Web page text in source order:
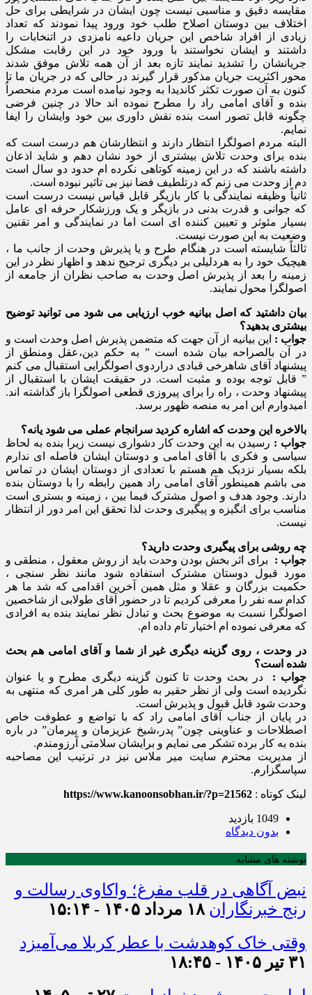
مقایسه دقیق و مناسبی نیست چون ایشان در شرایطی برای حل
اختلاف بین دوستان اصلاح طلب خود ورود پیدا نمودند که تعداد
زیادی از افراد شاخص این جریان داعیه نامزدی در اتنخابات را
داشتند و ایشان نخواستند با ورود خود در این رقابت مشکل
جریانشان را تشدید نمایند تازه بعد از آن همه تلاش موفق شدند
محور اکثریت جریان مذکور قرار گیرند در حالی که در جریان ما تا
کنون به آن صورت تکثر کاندیدا به وجود نیامده است مردم منحصراٌ
بنده و آقای امامی راد را مطرح نموده اند حالا در چنین فرضی
چگونه قابل تصور است بنده نقش داوری بین خود وایشان را ایفا
نمایم.
البته مردم اصولگرا انتظار دارند و انتظارشان هم درست است که
بنده برای وحدت تلاش بیشتری از خود نشان دهم و شاید اذعان
داشته باشند که در این زمینه کوتاهی نکرده ام حدود دو سال است
دم از وحدت می زنم که درتلطیف فضا نیز بی تاثیر نبوده است.
ثانیاً وظیفه نمایندگی با کار بازیگر قابل قیاس نیست درست است
که جوانی و قدرت بدنی در بازیگر و یک ورزشکار حرفه ای عامل
بسیار مئوثر و تعیین کننده ای است اما در نمایندگی و امر تقنین
وضعیت به این صورت نیست.
ثالثاً شایسته است در هنگام طرح و یا پذیرش وحدت از جانب ما ،
هیچیک خود را به هردلیلی بر دیگری ترجیح ندهد و اظهار نظر در این
زمینه را بعد از پذیرش اصل وحدت به صاحب نظران از جامعه از
اصولگرا محول نمایند.
بیان داشتید که اصل بیانیه خوب ارزیابی می شود می توانید توضیح
بیشتری بدهید؟
جواب : این بیانیه از آن جهت که متضمن پذیرش اصل وحدت است و
در آن بالصراحه بیان شده است ” به حکم دین،عقل ومنطق از
پیشنهاد آقای شاهرخی قبادی دراردوی اصولگرایی استقبال می کنم
” قابل توجه بوده و مثبت است. در حقیقت ایشان با استقبال از
پیشنهاد وحدت ، راه را برای پیروزی قطعی اصولگرا باز گذاشته اند.
امیدوارم این امر به منصه ظهور برسد.
بالاخره این وحدت که اشاره کردید سرانجام عملی می شود یانه؟
جواب : رسیدن به این وحدت کار دشواری نیست زیرا بنده به لحاظ
سیاسی و فکری با آقای امامی و دوستان ایشان فاصله ای ندارم
بلکه بسیار نزدیک هم هستم با تعدادی از دوستان ایشان در تماس
می باشم همینطور آقای امامی راد همین رابطه را با دوستان بنده
دارند. وجود هدف و اصول مشترک فیما بین ، زمینه و بستری است
مناسب برای انگیزه و پیگیری وحدت لذا تحقق این امر دور از انتظار
نیست.
چه روشی برای پیگیری وحدت دارید؟
جواب : برای اثر بخش بودن وحدت باید از روش معقول ، منطقی و
مورد قبول دوستان مشترک استفاده شود مانند نظر سنجی ،
حکمیت بزرگان و عقلا و مثل همین آخرین اقدامی که شد ما هر
کدام سه نفر را معرفی کردیم تا در حضور آقای طولابی از شاخصین
اصولگرا نسبت به موضوع بحث و تبادل نظر نمایند بنده به افرادی
که معرفی نموده ام اختیار تام داده ام.
در وحدت ، روی گزینه دیگری غیر از شما و آقای امامی هم بحث
شده است؟
جواب : در بحث وحدت تا کنون گزینه دیگری مطرح و یا عنوان
نگردیده است ولی از نظر حقیر به طور کلی هر امری که منتهی به
وحدت شود قابل قبول و پذیرش است.
در پایان از جناب آقای امامی راد که با تواضع و عطوفت خاص
اصطلاحات و عناوینی چون” پدر،شیخ عزیزمان و پیرمان” در باره
بنده به کار برده تشکر می نمایم و برایشان سلامتی آرزومندم.
از مدیریت محترم سایت میر ملاس نیز در ترتیب این مصاحبه
سپاسگزارم.
لینک کوتاه : https://www.kanoonsobhan.ir/?p=21562
1049 بازدید
بدون دیدگاه
نوشته های مشابه
نبض آگاهی در قلب مفرغ؛ واکاوی رسالت و
رنج خبرنگاران ۱۸ مرداد ۱۴۰۵ - ۱۵:۱۴
وقتی خاک کوهدشت با عطر کربلا می‌آمیزد
۳۱ تیر ۱۴۰۵ - ۱۸:۴۵